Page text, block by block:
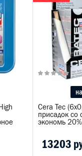
Cera Tec
присадок со
экономь 20%
13203